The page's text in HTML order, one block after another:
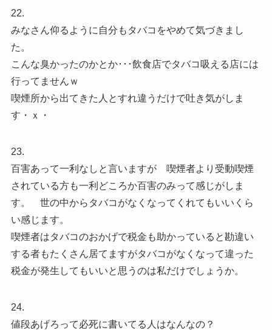
22.
みなさん仰るように自分もタバコをやめて気づきまし
た。
こんな臭かったのかとか･･･飲食店でタバコ吸える店には
行ってませんｗ
喫煙所から出てきた人とすれ違うだけで吐き気がしま
す・ｘ・
23.
百害あって一利なしと言いますが 喫煙者より受動喫煙
されている方も一利どころか百害のみって感じがしま
す。 世の中からタバコがなくなってくれてもいいくら
い感じます。
喫煙者はタバコのおかげで税金も助かっていると勘違い
する者もたくさん居てますがタバコがなくなって違った
税金が発生してもいいと思うのは私だけでしょうか。
24.
値段あげろって必死に書いてる人はなんなの？